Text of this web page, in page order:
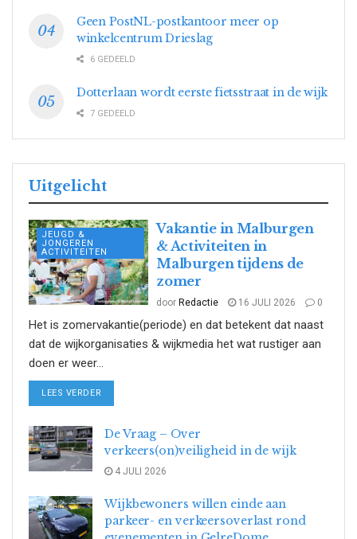
Geen PostNL-postkantoor meer op
winkelcentrum Drieslag
6 GEDEELD
Dotterlaan wordt eerste fietsstraat in de wijk
7 GEDEELD
Uitgelicht
JEUGD &
JONGEREN
ACTIVITEITEN
Vakantie in Malburgen
& Activiteiten in
Malburgen tijdens de
zomer
door Redactie 16 JULI 2026 0
Het is zomervakantie(periode) en dat betekent dat naast
dat de wijkorganisaties & wijkmedia het wat rustiger aan
doen er weer...
LEES VERDER
De Vraag – Over
verkeers(on)veiligheid in de wijk
4 JULI 2026
Wijkbewoners willen einde aan
parkeer- en verkeersoverlast rond